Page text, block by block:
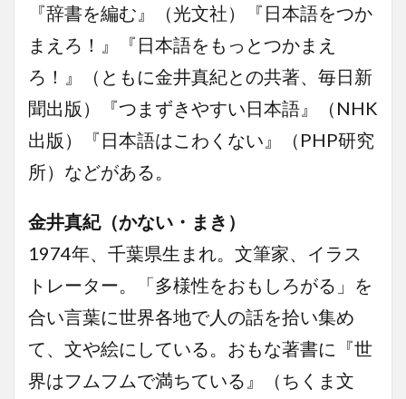
『辞書を編む』（光文社）『日本語をつか
まえろ！』『日本語をもっとつかまえ
ろ！』（ともに金井真紀との共著、毎日新
聞出版）『つまずきやすい日本語』（NHK
出版）『日本語はこわくない』（PHP研究
所）などがある。
金井真紀（かない・まき）
1974年、千葉県生まれ。文筆家、イラス
トレーター。「多様性をおもしろがる」を
合い言葉に世界各地で人の話を拾い集め
て、文や絵にしている。おもな著書に『世
界はフムフムで満ちている』（ちくま文